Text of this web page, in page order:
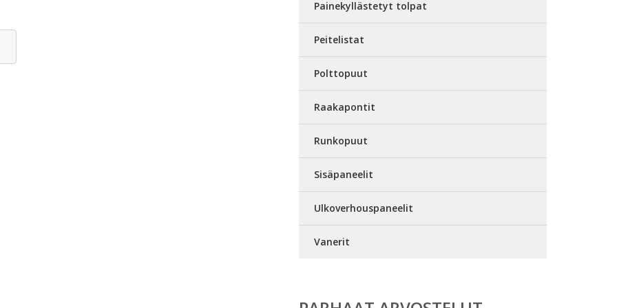
Painekyllästetyt tolpat
Peitelistat
Polttopuut
Raakapontit
Runkopuut
Sisäpaneelit
Ulkoverhouspaneelit
Vanerit